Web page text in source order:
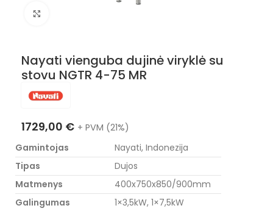
Nayati vienguba dujinė viryklė su
stovu NGTR 4-75 MR
1729,00 € + PVM (21%)
Gamintojas
Nayati, Indonezija
Tipas
Dujos
Matmenys
400x750x850/900mm
Galingumas
1×3,5kW, 1×7,5kW